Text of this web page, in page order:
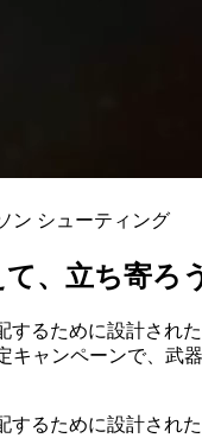
ン シューティング
、立ち寄ろ
するために設計され
キャンペーンで、武
するために設計され